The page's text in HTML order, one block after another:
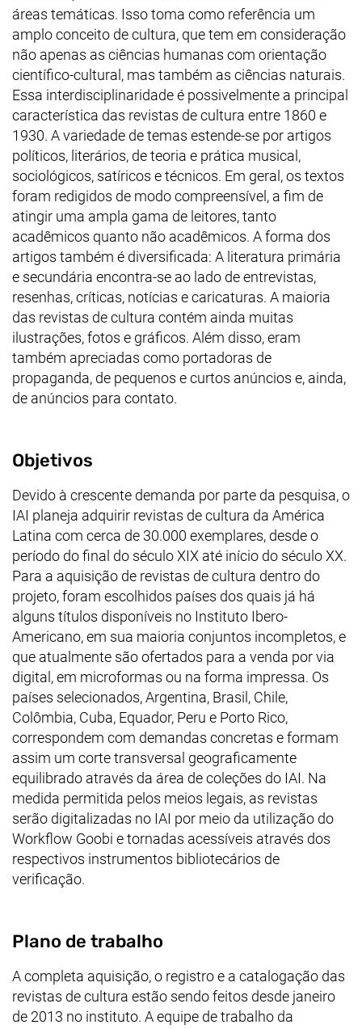
áreas temáticas. Isso toma como referência um
amplo conceito de cultura, que tem em consideração
não apenas as ciências humanas com orientação
científico-cultural, mas também as ciências naturais.
Essa interdisciplinaridade é possivelmente a principal
característica das revistas de cultura entre 1860 e
1930. A variedade de temas estende-se por artigos
políticos, literários, de teoria e prática musical,
sociológicos, satíricos e técnicos. Em geral, os textos
foram redigidos de modo compreensível, a fim de
atingir uma ampla gama de leitores, tanto
acadêmicos quanto não acadêmicos. A forma dos
artigos também é diversificada: A literatura primária
e secundária encontra-se ao lado de entrevistas,
resenhas, críticas, notícias e caricaturas. A maioria
das revistas de cultura contém ainda muitas
ilustrações, fotos e gráficos. Além disso, eram
também apreciadas como portadoras de
propaganda, de pequenos e curtos anúncios e, ainda,
de anúncios para contato.
Objetivos
Devido à crescente demanda por parte da pesquisa, o
IAI planeja adquirir revistas de cultura da América
Latina com cerca de 30.000 exemplares, desde o
período do final do século XIX até início do século XX.
Para a aquisição de revistas de cultura dentro do
projeto, foram escolhidos países dos quais já há
alguns títulos disponíveis no Instituto Ibero-
Americano, em sua maioria conjuntos incompletos, e
que atualmente são ofertados para a venda por via
digital, em microformas ou na forma impressa. Os
países selecionados, Argentina, Brasil, Chile,
Colômbia, Cuba, Equador, Peru e Porto Rico,
correspondem com demandas concretas e formam
assim um corte transversal geograficamente
equilibrado através da área de coleções do IAI. Na
medida permitida pelos meios legais, as revistas
serão digitalizadas no IAI por meio da utilização do
Workflow Goobi e tornadas acessíveis através dos
respectivos instrumentos bibliotecários de
verificação.
Plano de trabalho
A completa aquisição, o registro e a catalogação das
revistas de cultura estão sendo feitos desde janeiro
de 2013 no instituto. A equipe de trabalho da